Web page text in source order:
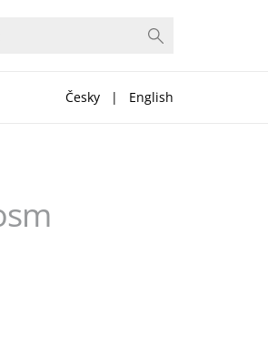
Česky | English